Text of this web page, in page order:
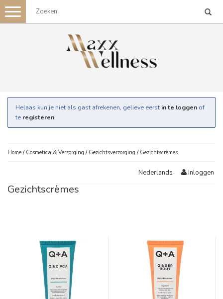
Toggle
navigation
Helaas kun je niet als gast afrekenen, gelieve eerst in te loggen of
te registeren.
Home / Cosmetica & Verzorging / Gezichtsverzorging / Gezichtscrèmes
Nederlands Inloggen
Gezichtscrèmes